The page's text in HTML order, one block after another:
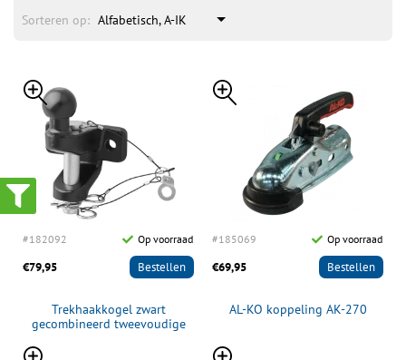
Sorteren op: Alfabetisch, A-IK
#182092 Op voorraad
€79,95 Bestellen
Trekhaakkogel zwart
gecombineerd tweevoudige
#185069 Op voorraad
€69,95 Bestellen
AL-KO koppeling AK-270